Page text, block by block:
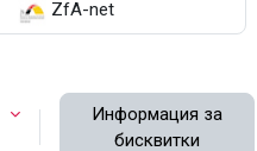
ZfA-net
Информация за
бисквитки